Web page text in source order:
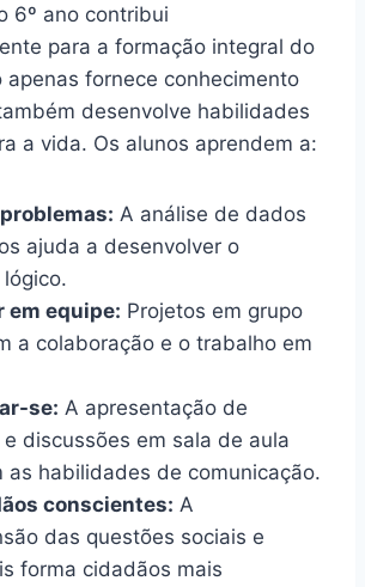
6º ano contribui
para a formação integral do
apenas fornece conhecimento
desenvolve habilidades
a vida. Os alunos aprendem a:
A análise de dados
ajuda a desenvolver o
em equipe: Projetos em grupo
a colaboração e o trabalho em
se: A apresentação de
discussões em sala de aula
as habilidades de comunicação.
conscientes: A
das questões sociais e
forma cidadãos mais